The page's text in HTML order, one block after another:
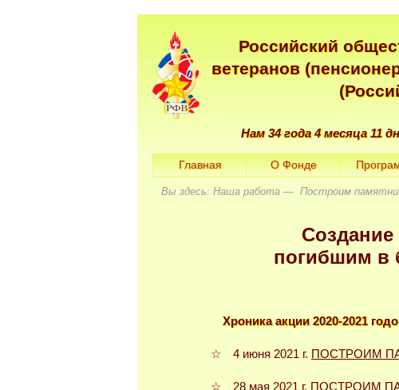
Российский
ветеранов
Нам 34 года 4 месяца 11
Главная О Фонде
Вы здесь: Наша работа — Построим
погибшим в
Хроника акции 2020-2021
☆ 4 июня 2021 г. ПОСТРОИМ
☆ 28 мая 2021 г. ПОСТРОИМ